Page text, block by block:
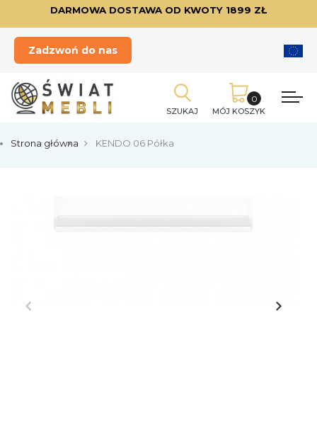
DARMOWA DOSTAWA OD KWOTY 1899 ZŁ
Zadzwoń do nas
SZUKAJ MÓJ KOSZYK
Strona główna KENDO 06 Półka